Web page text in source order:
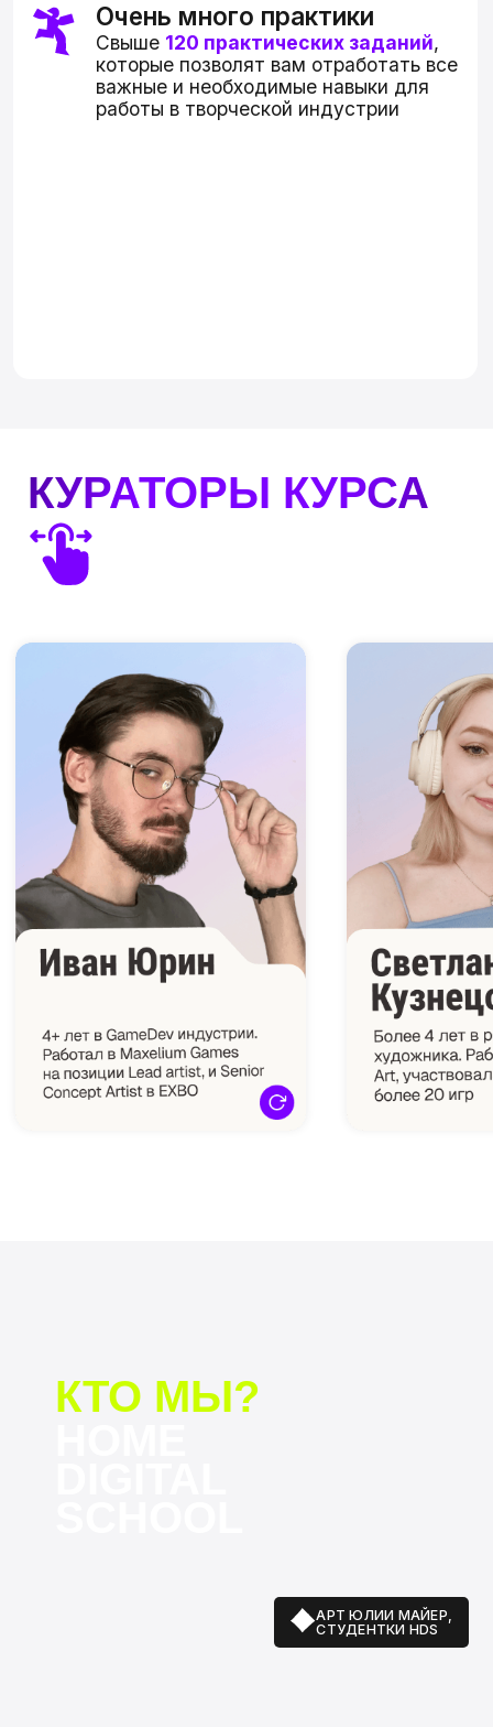
Сохранить скидку
или задать вопрос
Налоговый вычет
Вы можете оформить налоговый
вычет и вернуть 13% от стоимости
обучения. Менеджер подскажет
Рассрочка
от наших банков-партнеров